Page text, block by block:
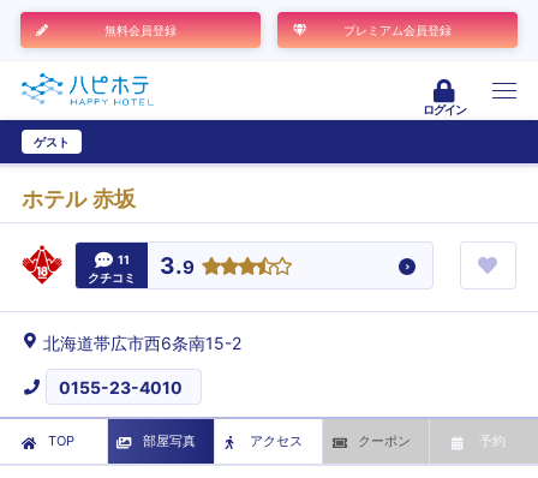
無料会員登録 プレミアム会員登録
ログイン
ゲスト
ホテル 赤坂
11
クチコミ
3.9
北海道帯広市西6条南15-2
0155-23-4010
TOP 部屋写真 アクセス クーポン 予約